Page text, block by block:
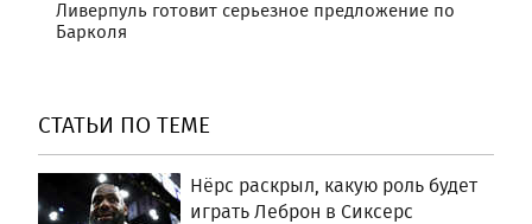
Ливерпуль готовит серьезное предложение по
Барколя
СТАТЬИ ПО ТЕМЕ
Нёрс раскрыл, какую роль будет
играть Леброн в Сиксерс